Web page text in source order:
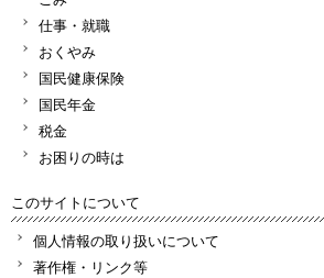
仕事・就職
おくやみ
国民健康保険
国民年金
税金
お困りの時は
このサイトについて
個人情報の取り扱いについて
著作権・リンク等